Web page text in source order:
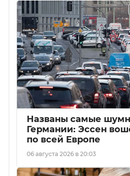
Названы самые
Германии: Эссен
по всей Европе
06 августа 2026 в 20:03